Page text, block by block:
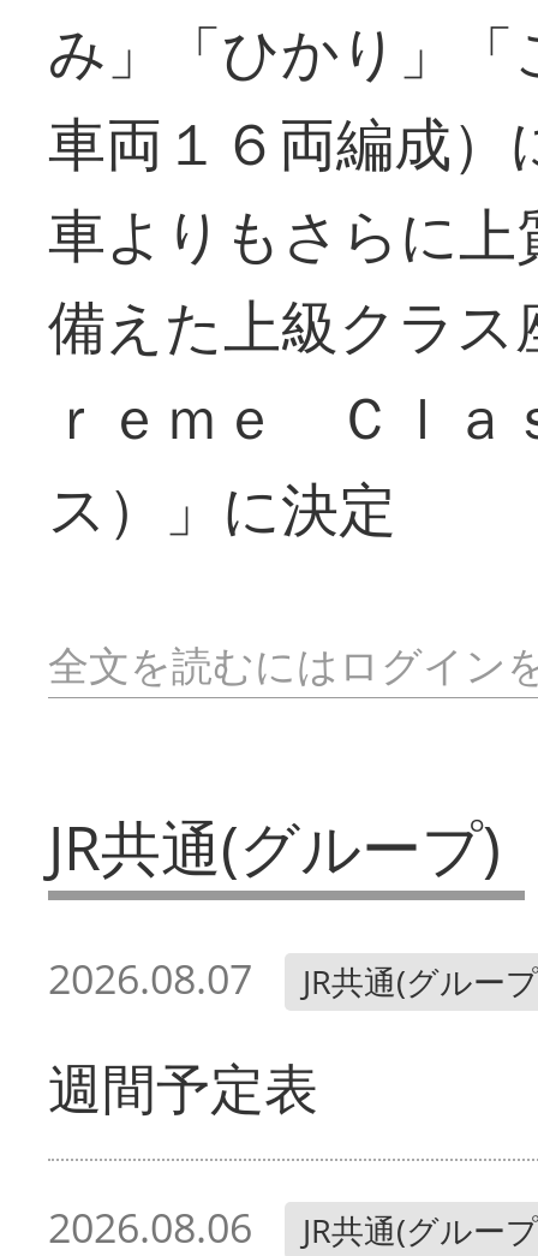
み」「ひかり」
車両１６両編成
車よりもさらに
備えた上級クラ
ｒｅｍｅ Ｃｌａ
ス）」に決定
全文を読むにはログイン
JR共通(グループ)
2026.08.07 JR共通(グルー
週間予定表
2026.08.06 JR共通(グルー